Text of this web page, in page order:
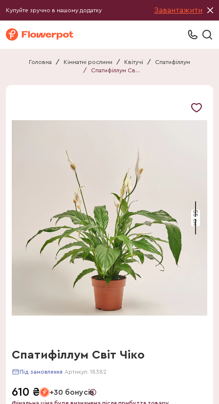
Купуйте зручно в нашому додатку Завантажити
Головна / Кімнатні рослини / Квітучі /
Спатифіллум
/
Спатифіллум Світ Чіко
55 см
Спатифіллум Світ Чіко
Під замовлення Артикул: 18382
610 ₴ +30 бонусів